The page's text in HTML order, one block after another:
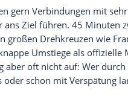
wirkt die
Preis kann Tücken
Wann sich
springt oft sofort ins
als die direkte